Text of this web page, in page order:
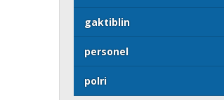
gaktiblin
personel
polri